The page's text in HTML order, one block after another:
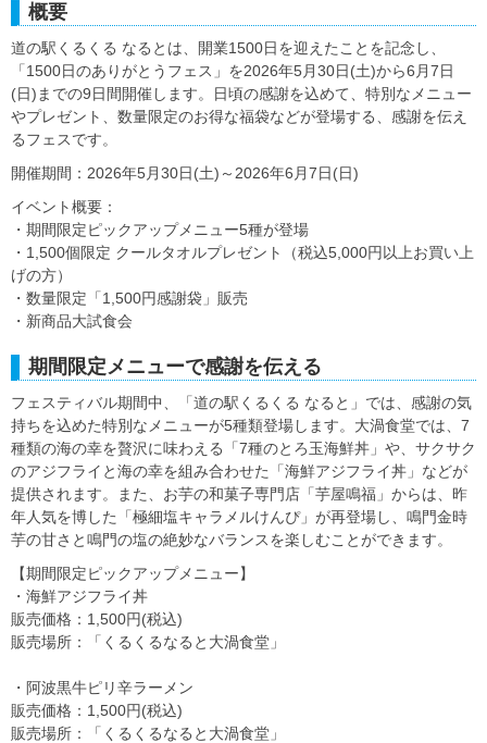
概要
道の駅くるくる なるとは、開業1500日を迎えたことを記念し、
「1500日のありがとうフェス」を2026年5月30日(土)から6月7日
(日)までの9日間開催します。日頃の感謝を込めて、特別なメニュー
やプレゼント、数量限定のお得な福袋などが登場する、感謝を伝え
るフェスです。
開催期間：2026年5月30日(土)～2026年6月7日(日)
イベント概要：
・期間限定ピックアップメニュー5種が登場
・1,500個限定 クールタオルプレゼント（税込5,000円以上お買い上
げの方）
・数量限定「1,500円感謝袋」販売
・新商品大試食会
期間限定メニューで感謝を伝える
フェスティバル期間中、「道の駅くるくる なると」では、感謝の気
持ちを込めた特別なメニューが5種類登場します。大渦食堂では、7
種類の海の幸を贅沢に味わえる「7種のとろ玉海鮮丼」や、サクサク
のアジフライと海の幸を組み合わせた「海鮮アジフライ丼」などが
提供されます。また、お芋の和菓子専門店「芋屋鳴福」からは、昨
年人気を博した「極細塩キャラメルけんぴ」が再登場し、鳴門金時
芋の甘さと鳴門の塩の絶妙なバランスを楽しむことができます。
【期間限定ピックアップメニュー】
・海鮮アジフライ丼
販売価格：1,500円(税込)
販売場所：「くるくるなると大渦食堂」
・阿波黒牛ピリ辛ラーメン
販売価格：1,500円(税込)
販売場所：「くるくるなると大渦食堂」